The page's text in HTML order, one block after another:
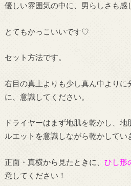
優しい雰囲気の中に、男らしさも感
とてもかっこいいです♡
セット方法です。
右目の真上よりも少し真ん中よりに
に、意識してください。
ドライヤーはまず地肌を乾かし、
ルエットを意識しながら乾かしてい
正面・真横から見たときに、 ひし形
意してください！